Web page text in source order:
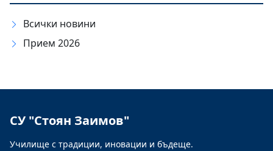
Всички новини
Прием 2026
СУ "Стоян Заимов"
Училище с традиции, иновации и бъдеще.